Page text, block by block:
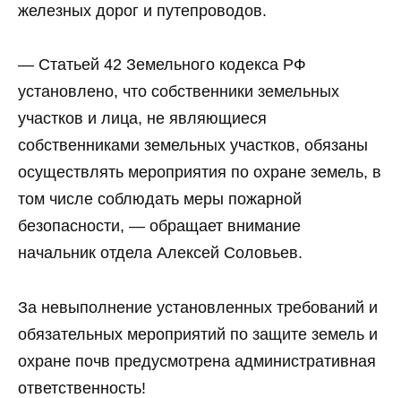
железных дорог и путепроводов.
— Статьей 42 Земельного кодекса РФ
установлено, что собственники земельных
участков и лица, не являющиеся
собственниками земельных участков, обязаны
осуществлять мероприятия по охране земель, в
том числе соблюдать меры пожарной
безопасности, — обращает внимание
начальник отдела Алексей Соловьев.
За невыполнение установленных требований и
обязательных мероприятий по защите земель и
охране почв предусмотрена административная
ответственность!